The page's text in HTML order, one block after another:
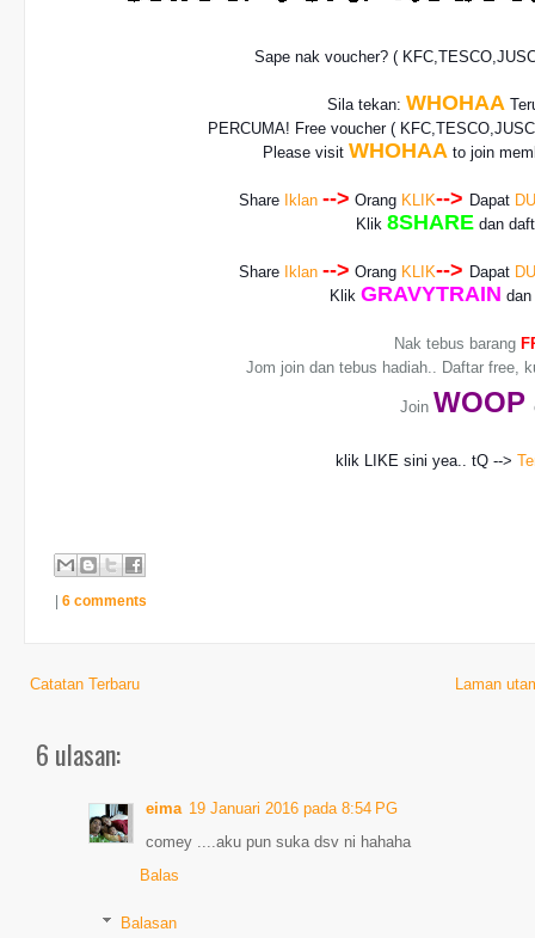
Sape nak voucher? (
Sila tekan: WHOHAA
PERCUMA! Free voucher(
Please visitWHOHAA to join
Share Iklan --> Orang KLIK--> Dapat
Klik8SHARE dan
Share Iklan --> Orang KLIK--> Dapat
Klik GRAVYTRAIN
Nak tebus barang
Jom join dan tebus hadiah.. Daftar free,
Join WOOP
klik LIKE sini yea.. tQ -->
| 6 comments
Catatan Terbaru Laman
6 ulasan:
eima 19 Januari 2016 pada 8:54 PG
comey ....aku pun suka dsv ni hahaha
Balas
Balasan